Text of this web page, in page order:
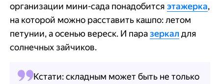
организации мини-сада понадобится этажерка,
на которой можно расставить кашпо: летом
петунии, а осенью вереск. И паразеркалдля
солнечных зайчиков.
Кстати: складным может быть не только